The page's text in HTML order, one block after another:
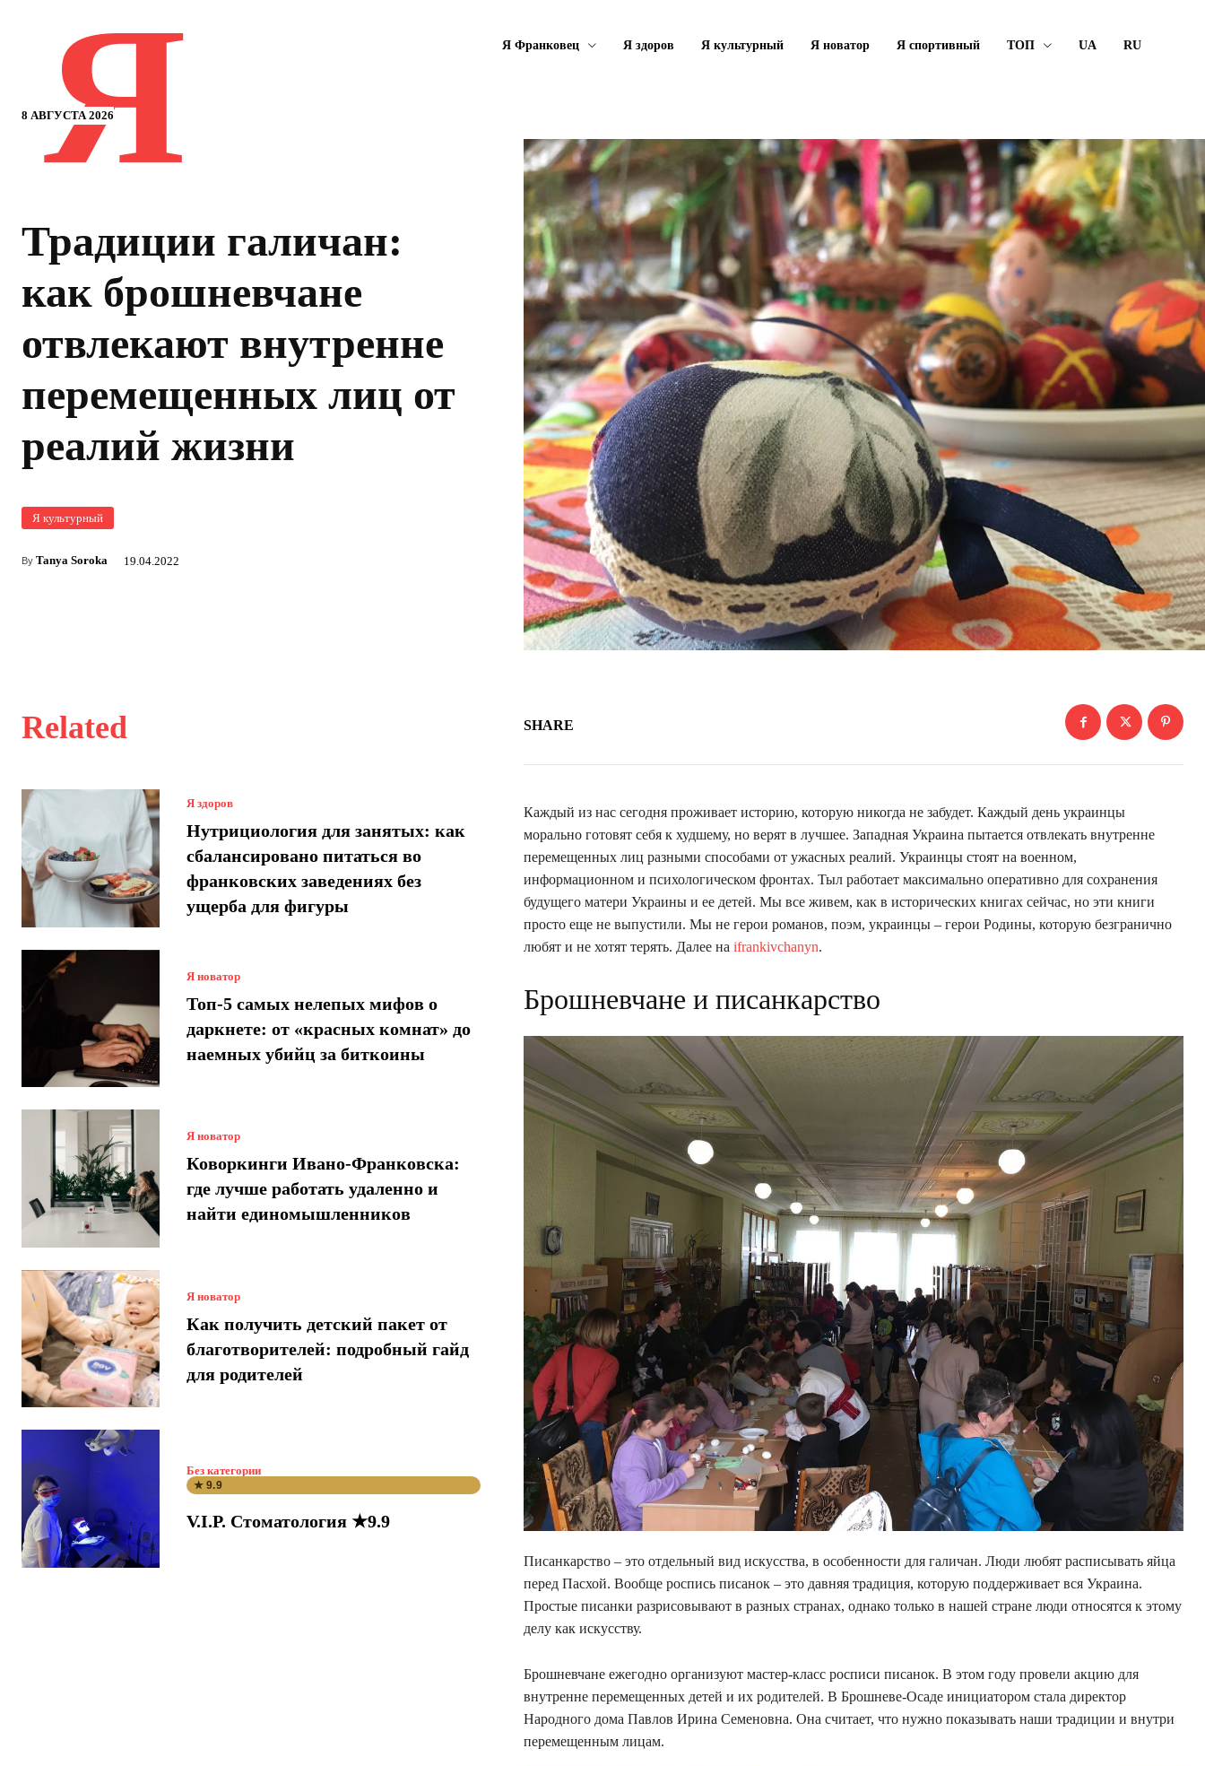
8 АВГУСТА 2026
Я Я Франковец Я здоров Я культурный Я новатор Я спортивный ТОП UA RU
Традиции галичан:
как брошневчане
отвлекают внутренне
перемещенных лиц от
реалий жизни
Я культурный
By Tanya Soroka 19.04.2022
Related
Я здоров
Нутрициология для занятых: как
сбалансировано питаться во
франковских заведениях без
ущерба для фигуры
Я новатор
Топ-5 самых нелепых мифов о
даркнете: от «красных комнат» до
наемных убийц за биткоины
Я новатор
Коворкинги Ивано-Франковска:
где лучше работать удаленно и
найти единомышленников
Я новатор
Как получить детский пакет от
благотворителей: подробный гайд
для родителей
Без категории
★ 9.9
V.I.P. Стоматология ★9.9
SHARE
Каждый из нас сегодня проживает историю, которую никогда не забудет. Каждый день украинцы
морально готовят себя к худшему, но верят в лучшее. Западная Украина пытается отвлекать внутренне
перемещенных лиц разными способами от ужасных реалий. Украинцы стоят на военном,
информационном и психологическом фронтах. Тыл работает максимально оперативно для сохранения
будущего матери Украины и ее детей. Мы все живем, как в исторических книгах сейчас, но эти книги
просто еще не выпустили. Мы не герои романов, поэм, украинцы – герои Родины, которую безгранично
любят и не хотят терять. Далее на ifrankivchanyn.
Брошневчане и писанкарство
Писанкарство – это отдельный вид искусства, в особенности для галичан. Люди любят расписывать яйца
перед Пасхой. Вообще роспись писанок – это давняя традиция, которую поддерживает вся Украина.
Простые писанки разрисовывают в разных странах, однако только в нашей стране люди относятся к этому
делу как искусству.
Брошневчане ежегодно организуют мастер-класс росписи писанок. В этом году провели акцию для
внутренне перемещенных детей и их родителей. В Брошневе-Осаде инициатором стала директор
Народного дома Павлов Ирина Семеновна. Она считает, что нужно показывать наши традиции и внутри
перемещенным лицам.